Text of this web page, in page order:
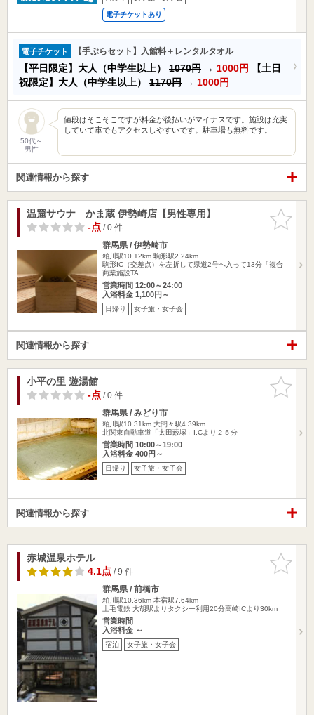
電子チケットあり
電子チケット 【手ぶらセット】入館料＋レンタルタオル
【平日限定】大人（中学生以上） 1070円 → 1000円
【土日
祝限定】大人（中学生以上） 1170円 → 1000円
50代～
男性
値段はそこそこですが料金が後払いがマイナスです。施設は充実
していて車でもアクセスしやすいです。駐車場も無料です。
関連情報から探す
お気に入
りに追加
温窟サウナ かま蔵 伊勢崎店【男性専用】
-点/ 0 件
群馬県 / 伊勢崎市
粕川駅10.12km 駒形駅2.24km
駒形IC（交差点）を左折して県道2号へ入って13分「複合
商業施設TA…
営業時間 12:00～24:00
入浴料金 1,100円～
日帰り 女子旅・女子会
関連情報から探す
お気に入
りに追加
小平の里 遊湯館
-点/ 0 件
群馬県 / みどり市
粕川駅10.31km 大間々駅4.39km
北関東自動車道「太田藪塚」I.Cより２５分
営業時間 10:00～19:00
入浴料金 400円～
日帰り 女子旅・女子会
関連情報から探す
お気に入
りに追加
赤城温泉ホテル
4.1点/ 9 件
群馬県 / 前橋市
粕川駅10.36km 本宿駅7.64km
上毛電鉄 大胡駅よりタクシー利用20分高崎ICより30km
営業時間
入浴料金 ～
宿泊 女子旅・女子会